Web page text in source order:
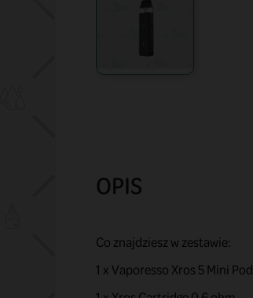
OPIS
Co znajdziesz w zestawie:
1 x Vaporesso Xros 5 Mini Pod